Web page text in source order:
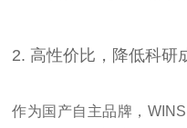
2. 高性价比，降低科研
作为国产自主品牌，